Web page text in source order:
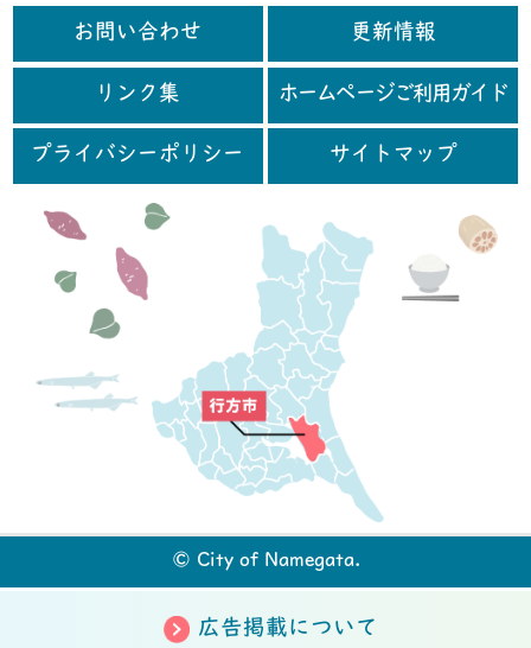
お問い合わせ 更新情報
リンク集 ホームページご利用ガイド
プライバシーポリシー サイトマップ
© City of Namegata.
広告掲載について